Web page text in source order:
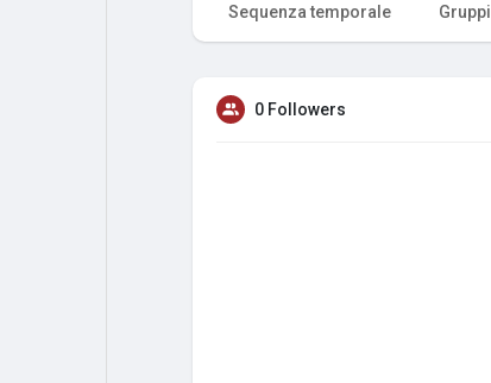
Sequenza temporale Gruppi
0 Followers